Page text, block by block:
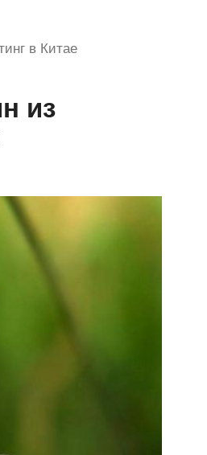
в Китае
из